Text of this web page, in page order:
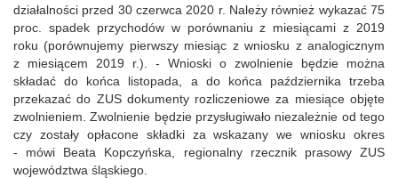
działalności przed 30 czerwca 2020 r. Należy również wykazać 75
proc. spadek przychodów w porównaniu z miesiącami z 2019
roku (porównujemy pierwszy miesiąc z wniosku z analogicznym
z miesiącem 2019 r.). - Wnioski o zwolnienie będzie można
składać do końca listopada, a do końca października trzeba
przekazać do ZUS dokumenty rozliczeniowe za miesiące objęte
zwolnieniem. Zwolnienie będzie przysługiwało niezależnie od tego
czy zostały opłacone składki za wskazany we wniosku okres
- mówi Beata Kopczyńska, regionalny rzecznik prasowy ZUS
województwa śląskiego.